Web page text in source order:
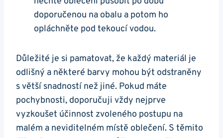
doporučenou na obalu a potom ho
opláchněte pod tekoucí vodou.
Důležité je si pamatovat, že každý materiál je
odlišný a některé barvy mohou být odstraněny
s větší snadností než jiné. Pokud máte
pochybnosti, doporučuji vždy nejprve
vyzkoušet účinnost zvoleného postupu na
malém a neviditelném místě oblečení. S těmito